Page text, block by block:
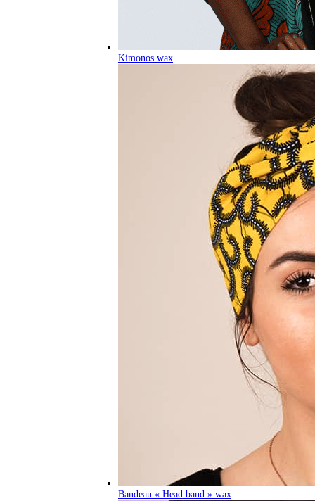
Kimonos wax
Bandeau « Head band » wax